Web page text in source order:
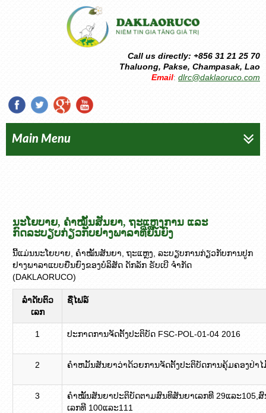
Call us directly: +856 31 21 25 70
Thaluong, Pakse, Champasak, Lao
Email: dlrc@daklaoruco.com
Main Menu
ນະໂຍບາຍ, ຄໍາໝັ້ນສັນຍາ, ຖະແຫຼງການ ແລະ
ກົດລະບຽບກ່ຽວກັບຢາງພາລາທີ່ຍືນຍົງ
ນີ້ແມ່ນນະໂຍບາຍ, ຄໍາໝັ້ນສັນຍາ, ຖະແຫຼງ, ລະບຽບການກ່ຽວກັບການປູກ
ຢາງພາລາແບບຍືນຍົງຂອງບໍລິສັດ ດັກລັກ ຣັບເບີ ຈຳກັດ
(DAKLAORUCO)
ລໍາດັບຕົວ
ເລກ
ຊື່ໄຟລ໌
1 ປະກາດການຈັດຕັ້ງປະຕິບັດ FSC-POL-01-04 2016
2 ຄໍາຫມັ້ນສັນຍາວ່າດ້ວຍການຈັດຕັ້ງປະຕິບັດການຄຸ້ມຄອງປ່າ
3
ຄຳໝັ້ນສັນຍາປະຕິບັດຕາມສົນທິສັນຍາເລກທີ 29ແລະ105,
ເລກທີ 100ແລະ111